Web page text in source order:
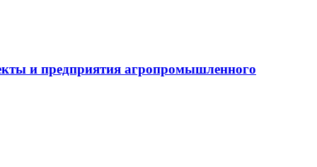
и предприятия агропромышленного